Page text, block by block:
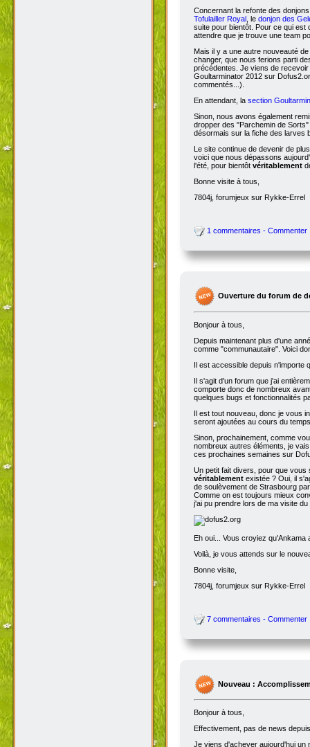
Concernant la refonte des
Tofulailler Royal , le donjon des
suite pour bientôt. Pour ce qui est
attendre que je trouve une team
Mais il y a une autre nouveauté
changer, que nous ferions parti
précédentes. Je viens de
Goultarminator 2012 sur
commentés...).
En attendant, la section
Sinon, nous avons également
dropper des "Parchemin de
désormais sur la fiche des larves
Le site continue de devenir de
voici que nous dépassons
l'été, pour bientôt véritablement
Bonne visite à tous,
7804j, forumjeux sur Rykke-Errel
1 commentaires - Commenter
Ouverture du forum de
Bonjour à tous,
Depuis maintenant plus d'une
comme "communautaire". Voici
Il est accessible depuis n'importe
Il s'agit d'un forum que j'ai
comporte donc de nombreux
quelques bugs et fonctionnalités
Il est tout nouveau, donc je vous
seront ajoutées au cours du
Sinon, prochainement, comme
nombreux autres éléments, je
ces prochaines semaines sur
Un petit fait divers, pour que vous
véritablement existée ? Oui, il
de soulèvement de Strasbourg
Comme on est toujours mieux
j'ai pu prendre lors de ma visite
Eh oui... Vous croyiez
Voilà, je vous attends sur le
Bonne visite,
7804j, forumjeux sur Rykke-Errel
7 commentaires - Commenter
Nouveau :
Bonjour à tous,
Effectivement, pas de news
Je viens d'achever aujourd'hui